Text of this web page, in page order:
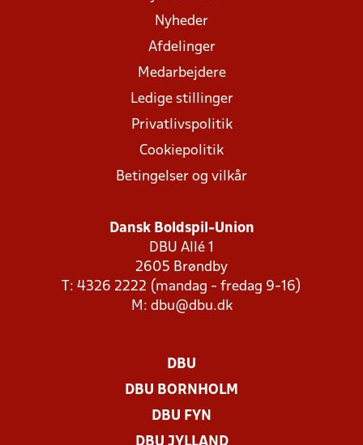
Nyheder
Afdelinger
Medarbejdere
Ledige stillinger
Privatlivspolitik
Cookiepolitik
Betingelser og vilkår
Dansk Boldspil-Union
DBU Allé 1
2605 Brøndby
T: 4326 2222 (mandag - fredag 9-16)
M: dbu@dbu.dk
DBU
DBU BORNHOLM
DBU FYN